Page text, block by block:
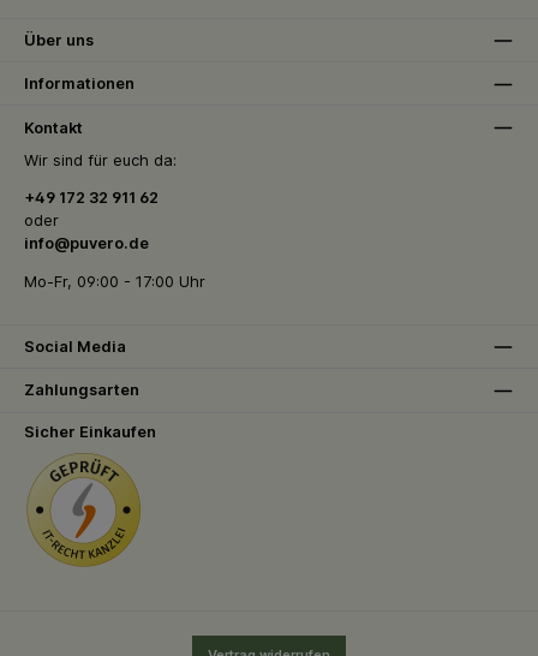
Über uns
Informationen
Kontakt
Wir sind für euch da:
+49 172 32 911 62
oder
info@puvero.de
Mo-Fr, 09:00 - 17:00 Uhr
Social Media
Zahlungsarten
Sicher Einkaufen